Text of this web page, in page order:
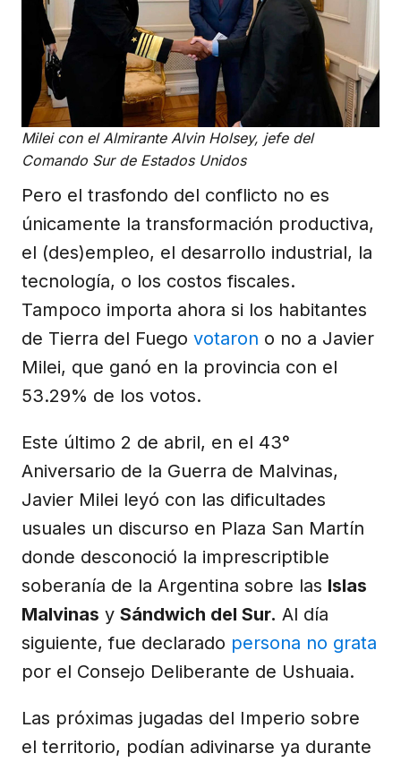
Milei con el Almirante Alvin Holsey, jefe del
Comando Sur de Estados Unidos
Pero el trasfondo del conflicto no es
únicamente la transformación productiva,
el (des)empleo, el desarrollo industrial, la
tecnología, o los costos fiscales.
Tampoco importa ahora si los habitantes
de Tierra del Fuego votaron o no a Javier
Milei, que ganó en la provincia con el
53.29% de los votos.
Este último 2 de abril, en el 43°
Aniversario de la Guerra de Malvinas,
Javier Milei leyó con las dificultades
usuales un discurso en Plaza San Martín
donde desconoció la imprescriptible
soberanía de la Argentina sobre las Islas
Malvinas y Sándwich del Sur. Al día
siguiente, fue declarado persona no grata
por el Consejo Deliberante de Ushuaia.
Las próximas jugadas del Imperio sobre
el territorio, podían adivinarse ya durante